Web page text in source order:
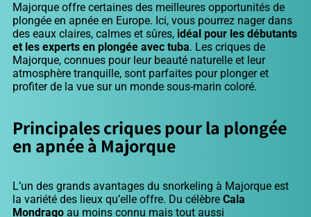
Majorque offre certaines des meilleures opportunités de
plongée en apnée en Europe. Ici, vous pourrez nager dans
des eaux claires, calmes et sûres, idéal pour les débutants
et les experts en plongée avec tuba. Les criques de
Majorque, connues pour leur beauté naturelle et leur
atmosphère tranquille, sont parfaites pour plonger et
profiter de la vue sur un monde sous-marin coloré.
Principales criques pour la plongée
en apnée à Majorque
L’un des grands avantages du snorkeling à Majorque est
la variété des lieux qu’elle offre. Du célèbre Cala
Mondrago au moins connu mais tout aussi